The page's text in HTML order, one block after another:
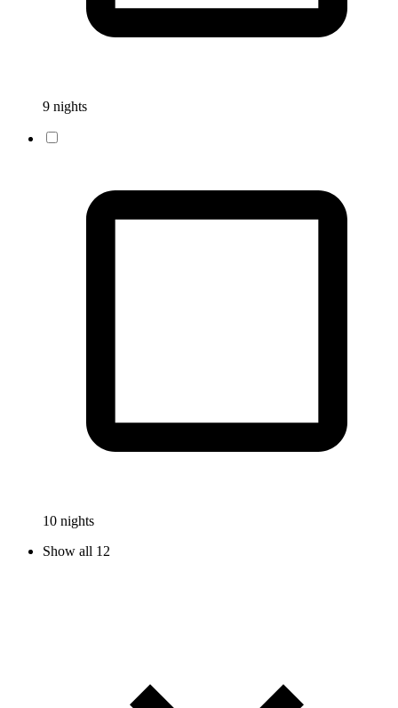
9 nights
10 nights
Show all 12